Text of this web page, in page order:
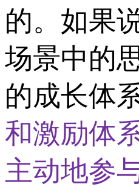
的。如果
场景中的
的成长体
和激励体
主动地参